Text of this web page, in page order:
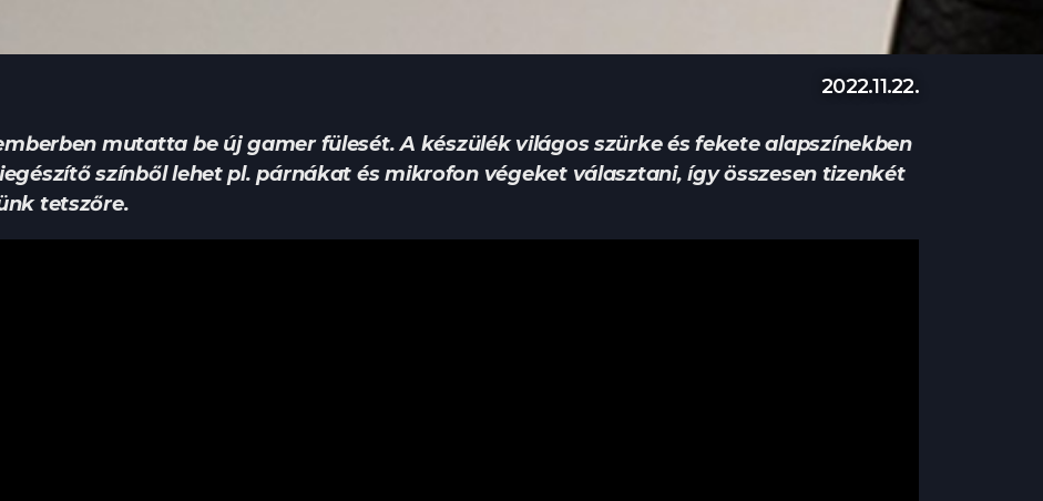
2022.11.22.
mutatta be új gamer fülesét. A készülék világos szürke és fekete alapszínekben
színből lehet pl. párnákat és mikrofon végeket választani, így összesen tizenkét
tetszőre.